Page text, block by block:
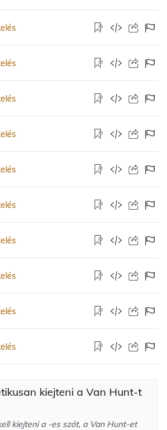
kiejteni a Van Hunt-t
kiejteni a -es szót, a Van Hunt-et